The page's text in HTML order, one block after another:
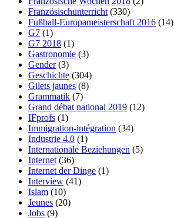
Französischunterricht (330)
Fußball-Europameisterschaft 2016 (14)
G7 (1)
G7 2018 (1)
Gastronomie (3)
Gender(3)
Geschichte (304)
Gilets jaunes (8)
Grammatik (7)
Grand débat national 2019 (12)
IFprofs (1)
Immigration-intégration (34)
Industrie 4.0 (1)
Internationale Beziehungen (5)
Internet (36)
Internet der Dinge (1)
Interview (41)
Islam (10)
Jeunes (20)
Jobs (9)